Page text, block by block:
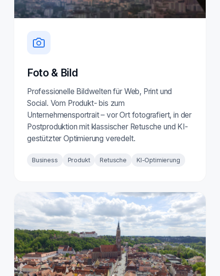
Foto & Bild
Professionelle Bildwelten für Web, Print und
Social. Vom Produkt- bis zum
Unternehmensportrait – vor Ort fotografiert, in der
Postproduktion mit klassischer Retusche und KI-
gestützter Optimierung veredelt.
Business Produkt Retusche KI-Optimierung